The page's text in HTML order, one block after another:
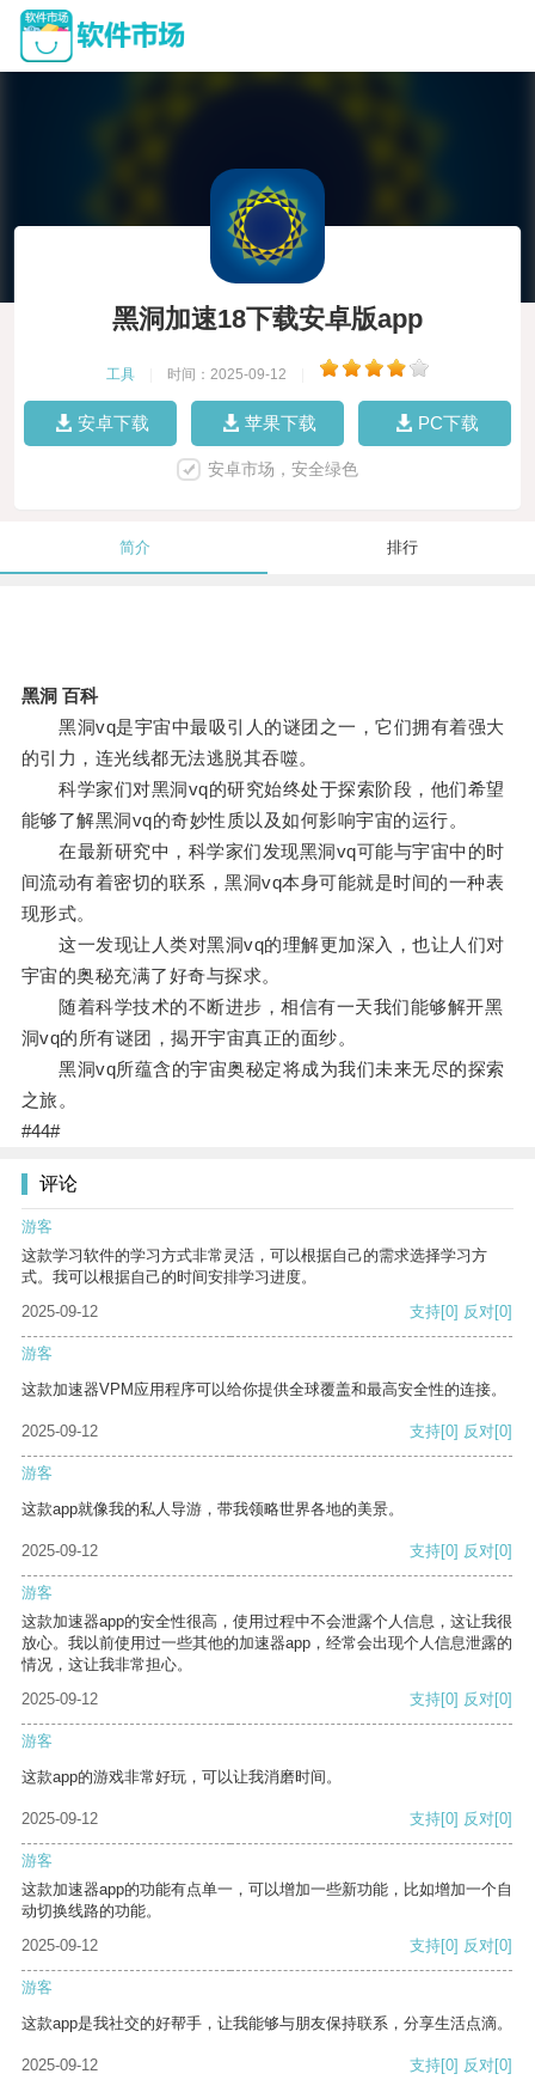
黑洞加速18下载安卓版app
工具 时间：2025-09-12
安卓下载 苹果下载 PC下载
安卓市场，安全绿色
简介 排行
黑洞 百科
黑洞vq是宇宙中最吸引人的谜团之一，它们拥有着强大
的引力，连光线都无法逃脱其吞噬。
科学家们对黑洞vq的研究始终处于探索阶段，他们希望
能够了解黑洞vq的奇妙性质以及如何影响宇宙的运行。
在最新研究中，科学家们发现黑洞vq可能与宇宙中的时
间流动有着密切的联系，黑洞vq本身可能就是时间的一种表
现形式。
这一发现让人类对黑洞vq的理解更加深入，也让人们对
宇宙的奥秘充满了好奇与探求。
随着科学技术的不断进步，相信有一天我们能够解开黑
洞vq的所有谜团，揭开宇宙真正的面纱。
黑洞vq所蕴含的宇宙奥秘定将成为我们未来无尽的探索
之旅。
#44#
评论
游客
这款学习软件的学习方式非常灵活，可以根据自己的需求选择学习方
式。我可以根据自己的时间安排学习进度。
2025-09-12
支持[0] 反对[0]
游客
这款加速器VPM应用程序可以给你提供全球覆盖和最高安全性的连接。
2025-09-12 支持[0] 反对[0]
游客
这款app就像我的私人导游，带我领略世界各地的美景。
2025-09-12 支持[0] 反对[0]
游客
这款加速器app的安全性很高，使用过程中不会泄露个人信息，这让我很
放心。我以前使用过一些其他的加速器app，经常会出现个人信息泄露的
情况，这让我非常担心。
2025-09-12
支持[0] 反对[0]
游客
这款app的游戏非常好玩，可以让我消磨时间。
2025-09-12 支持[0] 反对[0]
游客
这款加速器app的功能有点单一，可以增加一些新功能，比如增加一个自
动切换线路的功能。
2025-09-12
支持[0] 反对[0]
游客
这款app是我社交的好帮手，让我能够与朋友保持联系，分享生活点滴。
2025-09-12 支持[0] 反对[0]